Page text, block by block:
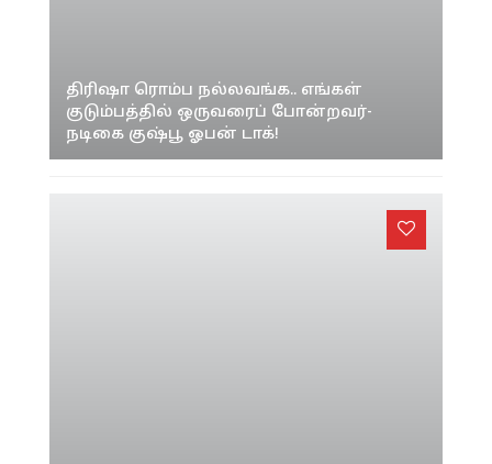
திரிஷா ரொம்ப நல்லவங்க.. எங்கள்
குடும்பத்தில் ஒருவரைப் போன்றவர்-
நடிகை குஷ்பூ ஓபன் டாக்!